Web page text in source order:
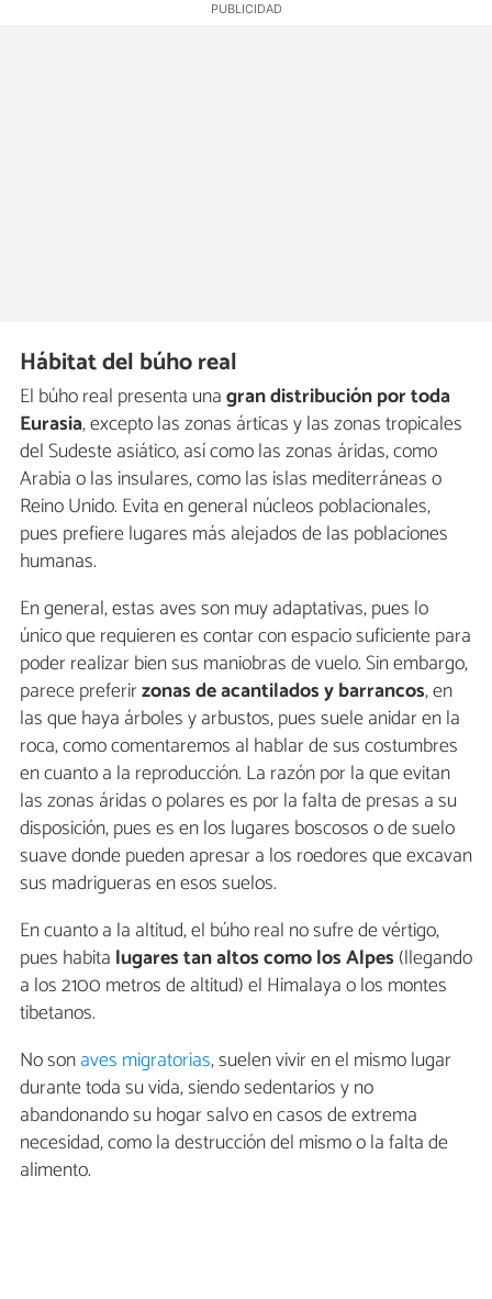
Hábitat del búho real
El búho real presenta unagran distribución por toda
Eurasia, excepto las zonas árticas y las zonas tropicales
del Sudeste asiático, así como las zonas áridas, como
Arabia o las insulares, como las islas mediterráneas o
Reino Unido. Evita en general núcleos poblacionales,
pues prefiere lugares más alejados de las poblaciones
humanas.
En general, estas aves son muy adaptativas, pues lo
único que requieren es contar con espacio suficiente para
poder realizar bien sus maniobras de vuelo. Sin embargo,
parece preferirzonas de acantilados y barrancos, en
las que haya árboles y arbustos, pues suele anidar en la
roca, como comentaremos al hablar de sus costumbres
en cuanto a la reproducción. La razón por la que evitan
las zonas áridas o polares es por la falta de presas a su
disposición, pues es en los lugares boscosos o de suelo
suave donde pueden apresar a los roedores que excavan
sus madrigueras en esos suelos.
En cuanto a la altitud, el búho real no sufre de vértigo,
pues habita lugares tan altos como los Alpes (llegando
a los 2100 metros de altitud) el Himalaya o los montes
tibetanos.
No sonaves migratorias, suelen vivir en el mismo lugar
durante toda su vida, siendo sedentarios y no
abandonando su hogar salvo en casos de extrema
necesidad, como la destrucción del mismo o la falta de
alimento.